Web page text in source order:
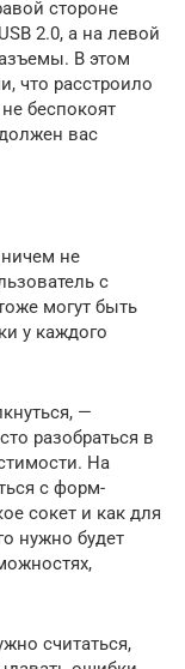
стороне
2.0, а на левой
В этом
что расстроило
беспокоят
вас
не
с
могут быть
у каждого
—
разобраться в
На
с форм-
сокет и как для
нужно будет
считаться,